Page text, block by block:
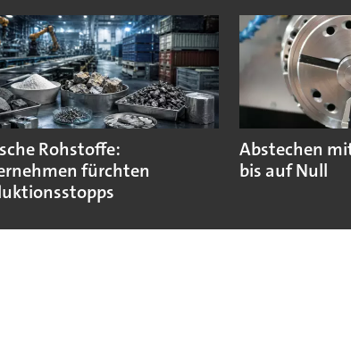
Rohstoffe:
fürchten
Abstechen
bis auf Null